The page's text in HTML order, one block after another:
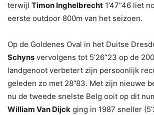
terwijl Timon Inghelbrecht 1’47”46 liet
eerste outdoor 800m van het seizoen.
Op de Goldenes Oval in het Duitse
Schyns vervolgens tot 5’26”23 op de
landgenoot verbetert zijn persoonlijk
geleden zo met 28”83. Met zijn nieuwe
nu de tweede snelste Belg ooit op dit
William Van Dijck ging in 1987 sneller